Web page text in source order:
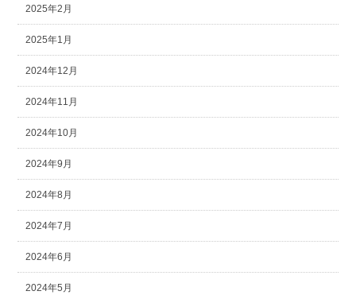
2025年2月
2025年1月
2024年12月
2024年11月
2024年10月
2024年9月
2024年8月
2024年7月
2024年6月
2024年5月